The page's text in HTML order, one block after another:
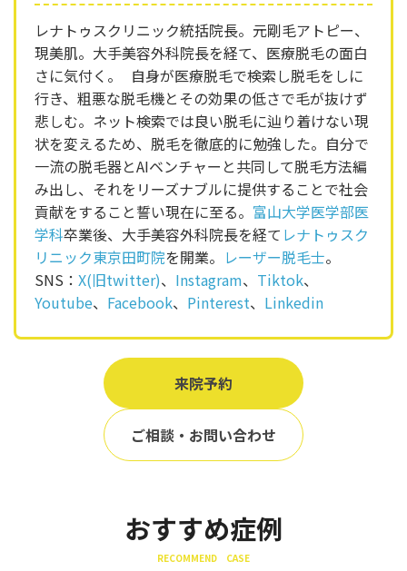
レナトゥスクリニック統括院長。元剛毛アトピー、
現美肌。大手美容外科院長を経て、医療脱毛の面白
さに気付く。 自身が医療脱毛で検索し脱毛をしに
行き、粗悪な脱毛機とその効果の低さで毛が抜けず
悲しむ。ネット検索では良い脱毛に辿り着けない現
状を変えるため、脱毛を徹底的に勉強した。自分で
一流の脱毛器とAIベンチャーと共同して脱毛方法編
み出し、それをリーズナブルに提供することで社会
貢献をすること誓い現在に至る。 富山大学医学部医
学科卒業後、大手美容外科院長を経て レナトゥスク
リニック東京田町院を開業。 レーザー脱毛士。
SNS： X(旧twitter)、 Instagram、 Tiktok、
Youtube、 Facebook、 Pinterest、 Linkedin
来院予約
ご相談・お問い合わせ
おすすめ症例
RECOMMEND CASE